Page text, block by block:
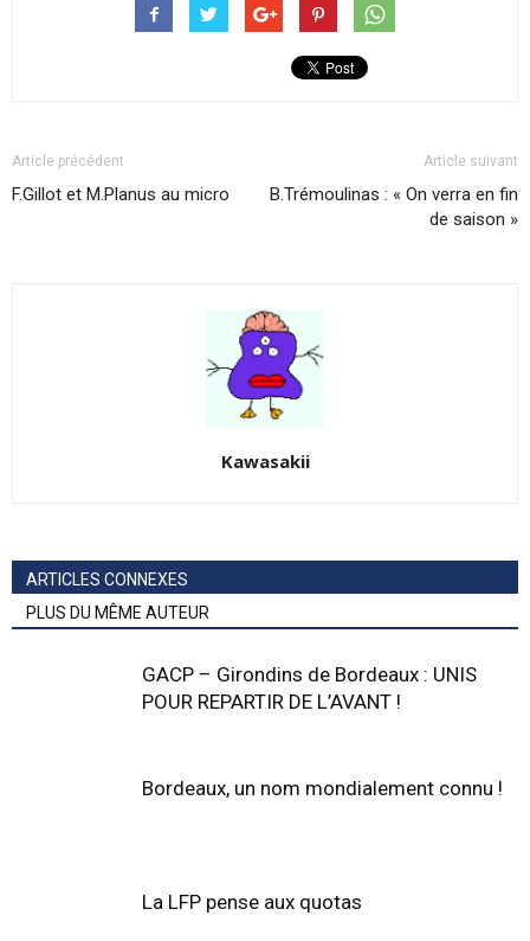
Article précédent
F.Gillot et M.Planus au micro
Article suivant
B.Trémoulinas : « On verra en fin
de saison »
Kawasakii
ARTICLES CONNEXES
PLUS DU MÊME AUTEUR
GACP – Girondins de Bordeaux : UNIS
POUR REPARTIR DE L’AVANT !
Bordeaux, un nom mondialement connu !
La LFP pense aux quotas